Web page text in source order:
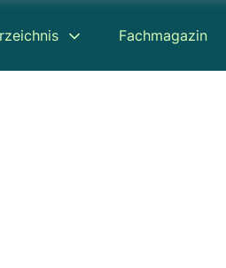
Fachmagazin